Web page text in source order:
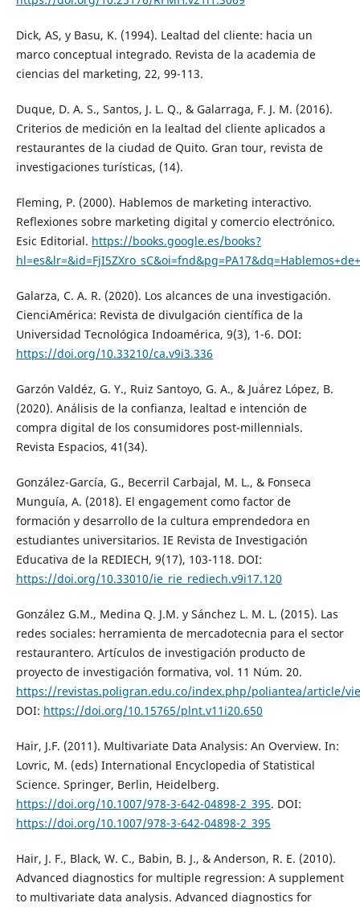
Dick, AS, y Basu, K. (1994). Lealtad del cliente: hacia un
marco conceptual integrado. Revista de la academia de
ciencias del marketing, 22, 99-113.
Duque, D. A. S., Santos, J. L. Q., & Galarraga, F. J. M. (2016).
Criterios de medición en la lealtad del cliente aplicados a
restaurantes de la ciudad de Quito. Gran tour, revista de
investigaciones turísticas, (14).
Fleming, P. (2000). Hablemos de marketing interactivo.
Reflexiones sobre marketing digital y comercio electrónico.
Esic Editorial. https://books.google.es/books?
Galarza, C. A. R. (2020). Los alcances de una investigación.
CienciAmérica: Revista de divulgación científica de la
Universidad Tecnológica Indoamérica, 9(3), 1-6. DOI:
https://doi.org/10.33210/ca.v9i3.336
Garzón Valdéz, G. Y., Ruiz Santoyo, G. A., & Juárez López, B.
(2020). Análisis de la confianza, lealtad e intención de
compra digital de los consumidores post-millennials.
Revista Espacios, 41(34).
González-García, G., Becerril Carbajal, M. L., & Fonseca
Munguía, A. (2018). El engagement como factor de
formación y desarrollo de la cultura emprendedora en
estudiantes universitarios. IE Revista de Investigación
Educativa de la REDIECH, 9(17), 103-118. DOI:
https://doi.org/10.33010/ie_rie_rediech.v9i17.120
González G.M., Medina Q. J.M. y Sánchez L. M. L. (2015). Las
redes sociales: herramienta de mercadotecnia para el sector
restaurantero. Artículos de investigación producto de
proyecto de investigación formativa, vol. 11 Núm. 20.
https://revistas.poligran.edu.co/index.php/poliantea/article/
DOI: https://doi.org/10.15765/plnt.v11i20.650
Hair, J.F. (2011). Multivariate Data Analysis: An Overview. In:
Lovric, M. (eds) International Encyclopedia of Statistical
Science. Springer, Berlin, Heidelberg.
https://doi.org/10.1007/978-3-642-04898-2_395. DOI:
https://doi.org/10.1007/978-3-642-04898-2_395
Hair, J. F., Black, W. C., Babin, B. J., & Anderson, R. E. (2010).
Advanced diagnostics for multiple regression: A supplement
to multivariate data analysis. Advanced diagnostics for